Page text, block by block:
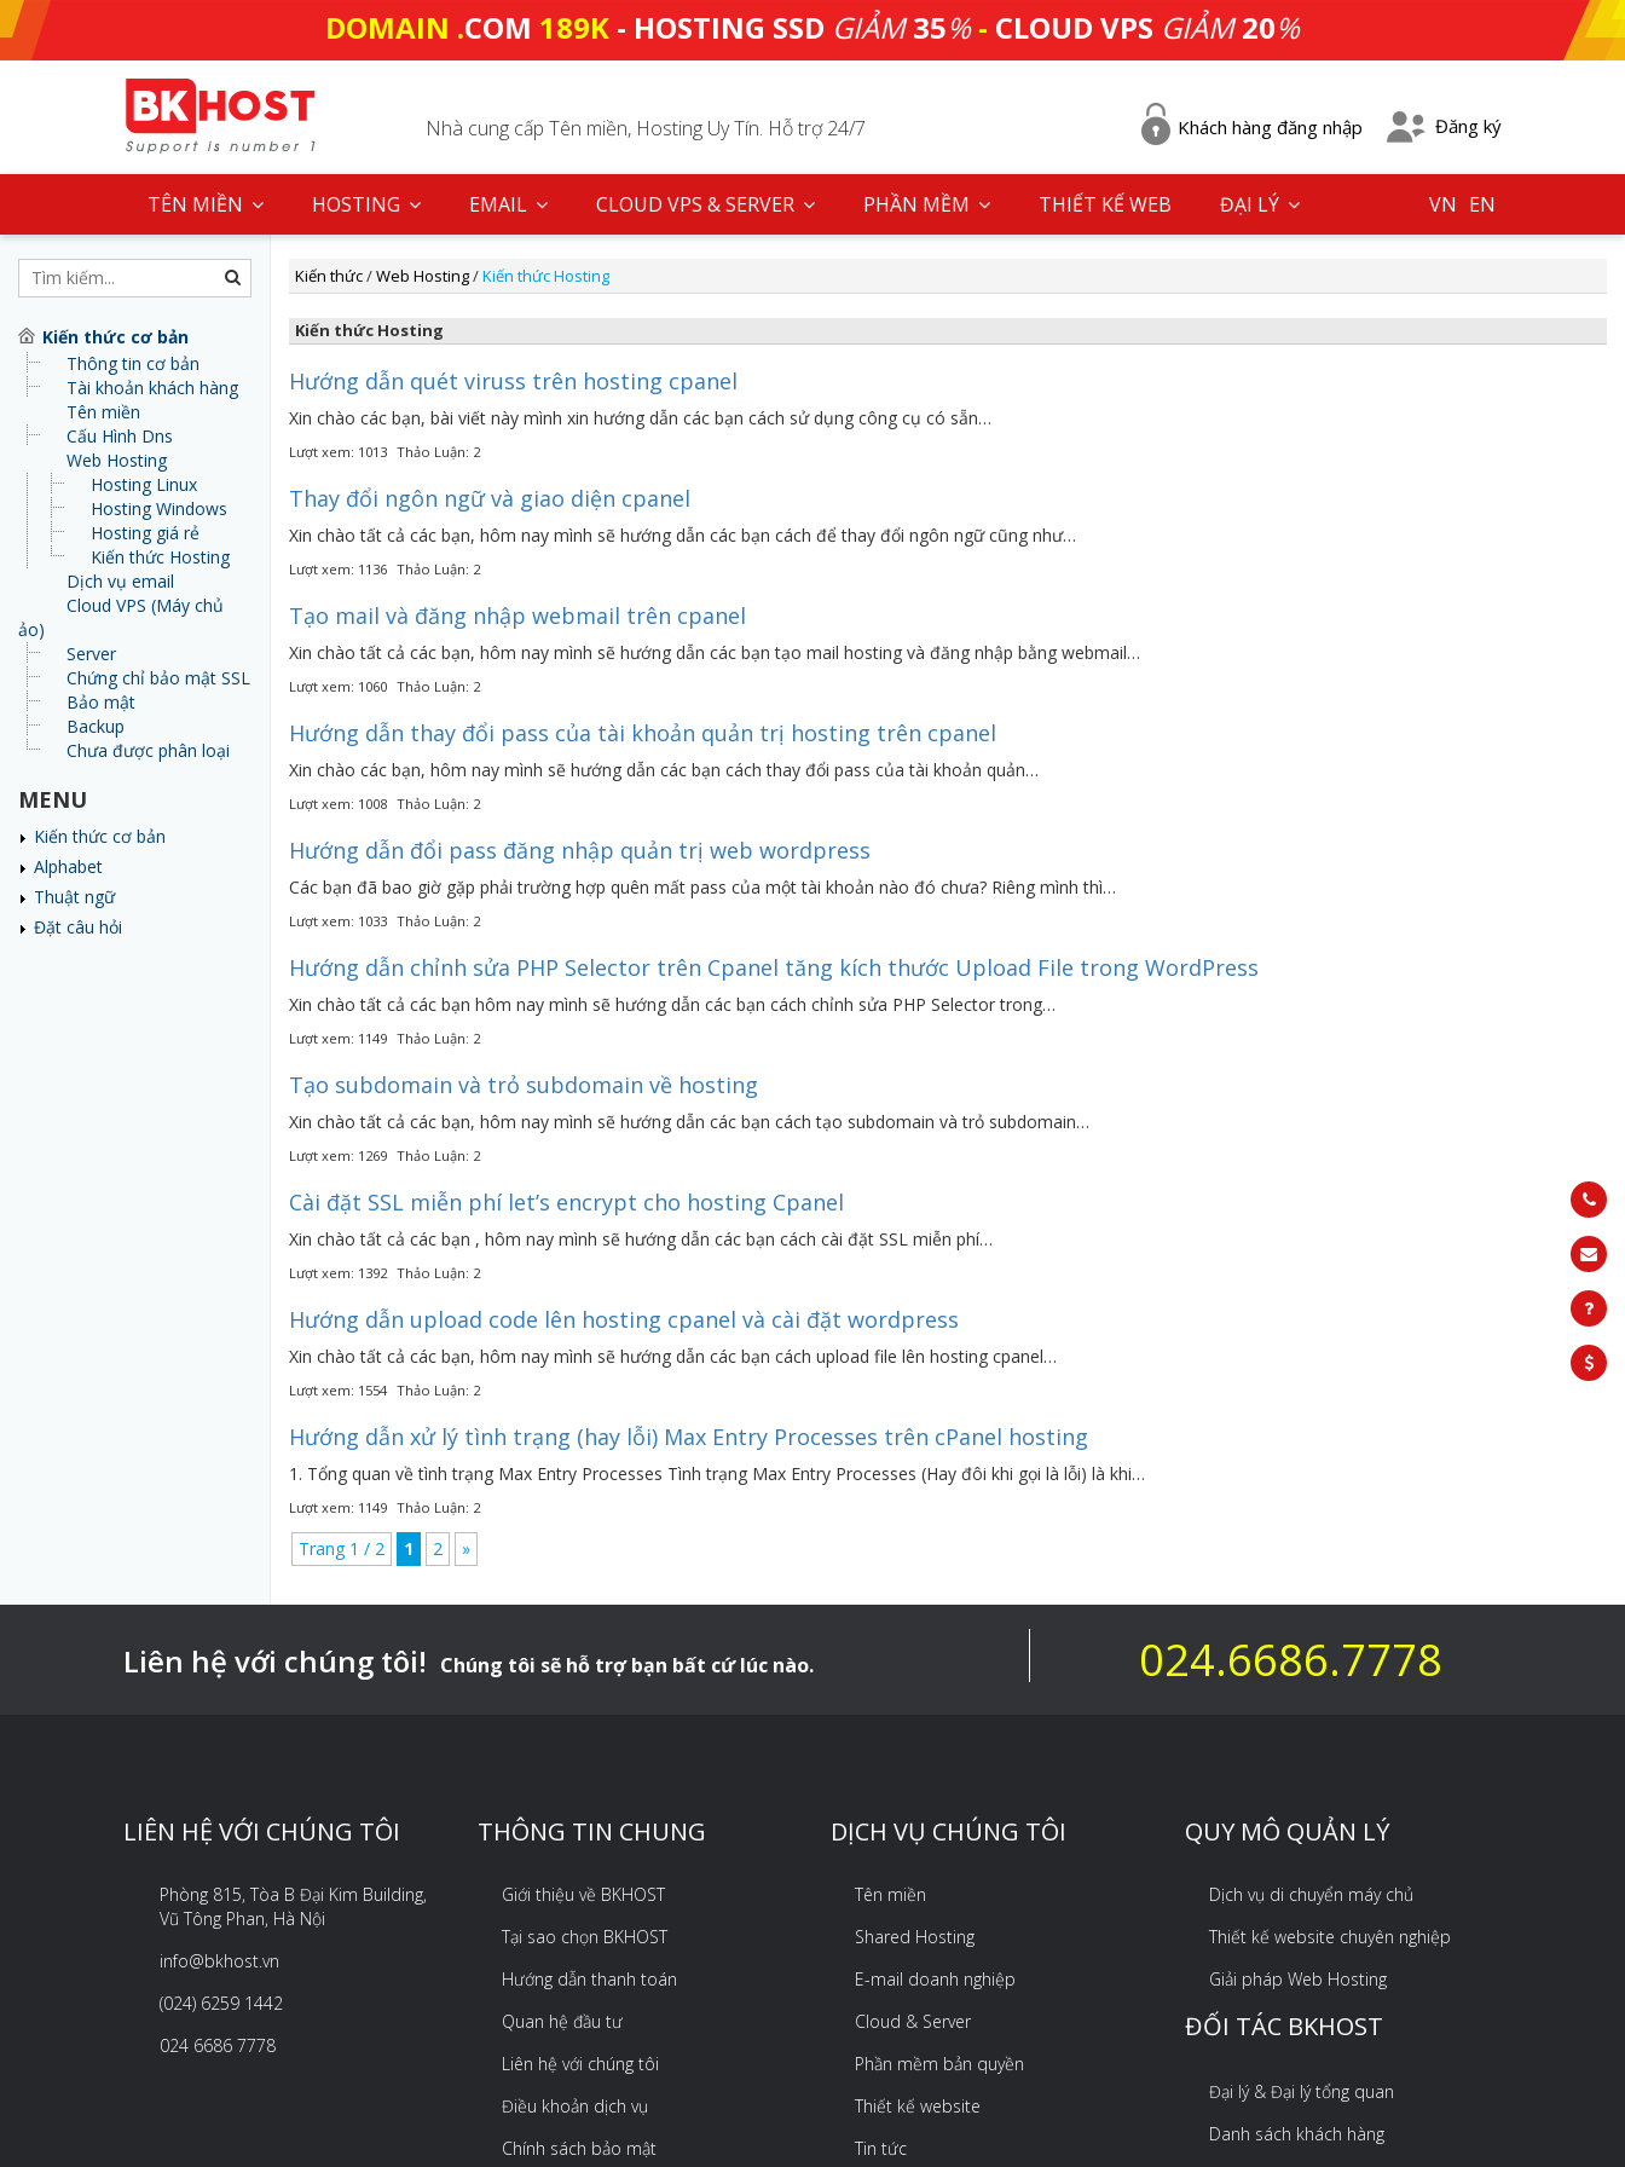
DOMAIN .COM 189K - HOSTING SSD GIẢM35%- CLOUD VPS GIẢM20%
Nhà cung cấp Tên miền, Hosting Uy Tín. Hỗ trợ 24/7 Đăng ký
Khách hàng đăng nhập
TÊN MIỀN HOSTING EMAIL CLOUD VPS & SERVER PHẦN MỀM THIẾT KẾ WEB ĐẠI LÝ VN EN
Kiến thức cơ bản
Thông tin cơ bản
Tài khoản khách hàng
Tên miền
Cấu Hình Dns
Web Hosting
Hosting Linux
Hosting Windows
Hosting giá rẻ
Kiến thức Hosting
Dịch vụ email
Cloud VPS (Máy chủ
ảo)
Server
Chứng chỉ bảo mật SSL
Bảo mật
Backup
Chưa được phân loại
MENU
Kiến thức cơ bản
Alphabet
Thuật ngữ
Đặt câu hỏi
Kiến thức/Web Hosting/Kiến thức Hosting
Kiến thức Hosting
Hướng dẫn quét viruss trên hosting cpanel
Xin chào các bạn, bài viết này mình xin hướng dẫn các bạn cách sử dụng công cụ có sẵn…
Lượt xem: 1013 Thảo Luận: 2
Thay đổi ngôn ngữ và giao diện cpanel
Xin chào tất cả các bạn, hôm nay mình sẽ hướng dẫn các bạn cách để thay đổi ngôn ngữ cũng như…
Lượt xem: 1136 Thảo Luận: 2
Tạo mail và đăng nhập webmail trên cpanel
Xin chào tất cả các bạn, hôm nay mình sẽ hướng dẫn các bạn tạo mail hosting và đăng nhập bằng webmail…
Lượt xem: 1060 Thảo Luận: 2
Hướng dẫn thay đổi pass của tài khoản quản trị hosting trên cpanel
Xin chào các bạn, hôm nay mình sẽ hướng dẫn các bạn cách thay đổi pass của tài khoản quản…
Lượt xem: 1008 Thảo Luận: 2
Hướng dẫn đổi pass đăng nhập quản trị web wordpress
Các bạn đã bao giờ gặp phải trường hợp quên mất pass của một tài khoản nào đó chưa? Riêng mình thì…
Lượt xem: 1033 Thảo Luận: 2
Hướng dẫn chỉnh sửa PHP Selector trên Cpanel tăng kích thước Upload File trong WordPress
Xin chào tất cả các bạn hôm nay mình sẽ hướng dẫn các bạn cách chỉnh sửa PHP Selector trong…
Lượt xem: 1149 Thảo Luận: 2
Tạo subdomain và trỏ subdomain về hosting
Xin chào tất cả các bạn, hôm nay mình sẽ hướng dẫn các bạn cách tạo subdomain và trỏ subdomain…
Lượt xem: 1269 Thảo Luận: 2
Cài đặt SSL miễn phí let’s encrypt cho hosting Cpanel
Xin chào tất cả các bạn , hôm nay mình sẽ hướng dẫn các bạn cách cài đặt SSL miễn phí…
Lượt xem: 1392 Thảo Luận: 2
Hướng dẫn upload code lên hosting cpanel và cài đặt wordpress
Xin chào tất cả các bạn, hôm nay mình sẽ hướng dẫn các bạn cách upload file lên hosting cpanel…
Lượt xem: 1554 Thảo Luận: 2
Hướng dẫn xử lý tình trạng (hay lỗi) Max Entry Processes trên cPanel hosting
1. Tổng quan về tình trạng Max Entry Processes Tình trạng Max Entry Processes (Hay đôi khi gọi là lỗi) là khi…
Lượt xem: 1149 Thảo Luận: 2
Trang 1 / 2 1 2 »
Liên hệ với chúng tôi! Chúng tôi sẽ hỗ trợ bạn bất cứ lúc nào. 024.6686.7778
LIÊN HỆ VỚI CHÚNG TÔI
Phòng 815, Tòa B Đại Kim Building,
Vũ Tông Phan, Hà Nội
info@bkhost.vn
(024) 6259 1442
024 6686 7778
THÔNG TIN CHUNG
Giới thiệu về BKHOST
Tại sao chọn BKHOST
Hướng dẫn thanh toán
Quan hệ đầu tư
Liên hệ với chúng tôi
Điều khoản dịch vụ
Chính sách bảo mật
DỊCH VỤ CHÚNG TÔI
Tên miền
Shared Hosting
E-mail doanh nghiệp
Cloud & Server
Phần mềm bản quyền
Thiết kế website
Tin tức
QUY MÔ QUẢN LÝ
Dịch vụ di chuyển máy chủ
Thiết kế website chuyên nghiệp
Giải pháp Web Hosting
ĐỐI TÁC BKHOST
Đại lý & Đại lý tổng quan
Danh sách khách hàng